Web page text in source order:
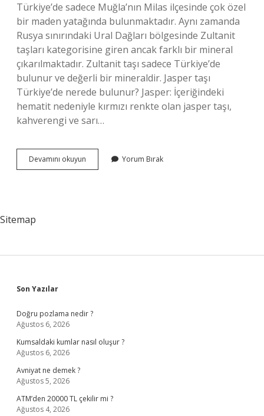
Türkiye’de sadece Muğla’nın Milas ilçesinde çok özel
bir maden yatağında bulunmaktadır. Aynı zamanda
Rusya sınırındaki Ural Dağları bölgesinde Zultanit
taşları kategorisine giren ancak farklı bir mineral
çıkarılmaktadır. Zultanit taşı sadece Türkiye’de
bulunur ve değerli bir mineraldir. Jasper taşı
Türkiye’de nerede bulunur? Jasper: İçeriğindeki
hematit nedeniyle kırmızı renkte olan jasper taşı,
kahverengi ve sarı…
Devamını okuyun Türkiyenin
En
Yorum Bırak
Sitemap
Sidebar
Son Yazılar
Doğru pozlama nedir ?
Ağustos 6, 2026
Kumsaldaki kumlar nasıl oluşur ?
Ağustos 6, 2026
Avniyat ne demek ?
Ağustos 5, 2026
ATM’den 20000 TL çekilir mi ?
Ağustos 4, 2026